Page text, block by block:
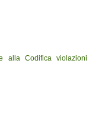
alla Codifica violazioni